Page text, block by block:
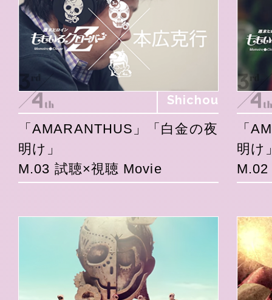
Shichou
「AMARANTHUS」「白金の夜
明け」
M.03 試聴×視聴 Movie
「
明け